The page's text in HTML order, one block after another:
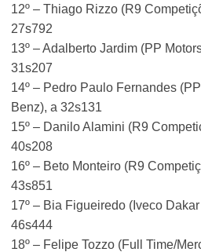
12º – Thiago Rizzo (R9
27s792
13º – Adalberto Jardim (PP
31s207
14º – Pedro Paulo Fernandes
Benz), a 32s131
15º – Danilo Alamini (R9
40s208
16º – Beto Monteiro (R9
43s851
17º – Bia Figueiredo (Iveco
46s444
18º – Felipe Tozzo (Full Time/